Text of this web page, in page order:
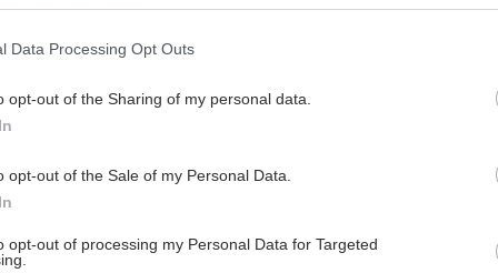
Data Processing Opt Outs
opt-out of the Sharing of my personal data.
opt-out of the Sale of my Personal Data.
opt-out of processing my Personal Data for Targeted